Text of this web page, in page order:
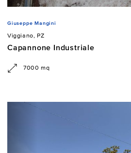
Giuseppe Mangini
Viggiano, PZ
Capannone Industriale
7000 mq